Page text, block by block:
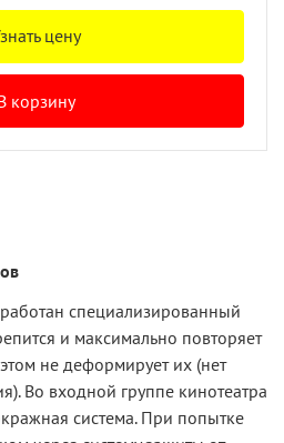
цену
корзину
специализированный
и максимально повторяет
не деформирует их (нет
Во входной группе кинотеатра
система. При попытке